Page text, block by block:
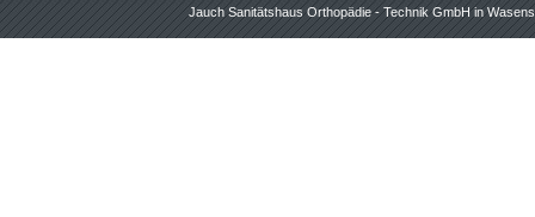
Jauch Sanitätshaus Orthopädie - Technik GmbH in